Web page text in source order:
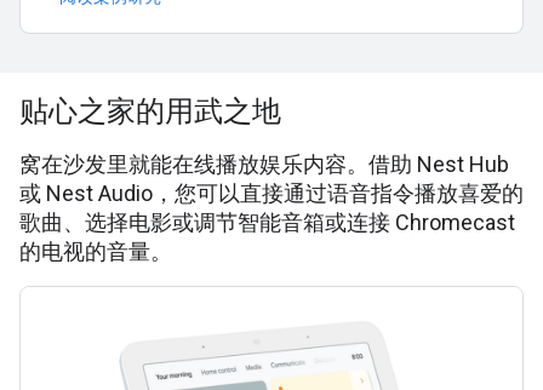
贴心之家的用武之地
窝在沙发里就能在线播放娱乐内容。借助 Nest Hub
或 Nest Audio，您可以直接通过语音指令播放喜爱的
歌曲、选择电影或调节智能音箱或连接 Chromecast
的电视的音量。